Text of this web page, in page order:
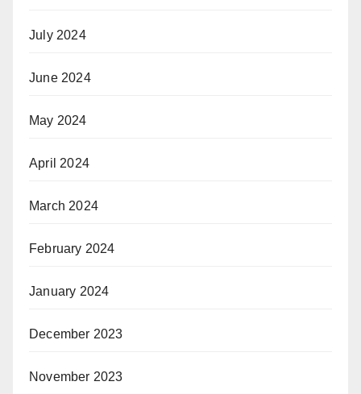
July 2024
June 2024
May 2024
April 2024
March 2024
February 2024
January 2024
December 2023
November 2023